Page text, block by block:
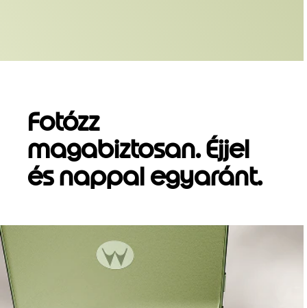
Fotózz
magabiztosan. Éjjel
és nappal egyaránt.